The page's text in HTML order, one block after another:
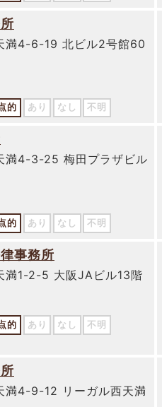
満4-6-19 北ビル2号館60
的 あり なし 不明
満4-3-25 梅田プラザビル
的 あり なし 不明
事務所
満1-2-5 大阪JAビル13階
的 あり なし 不明
満4-9-12 リーガル西天満